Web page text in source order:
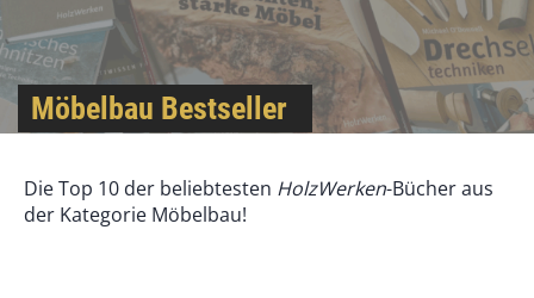
t
s
p
r
Möbelbau Bestseller
Die Top 10 der beliebtesten HolzWerken-Bücher aus
der Kategorie Möbelbau!